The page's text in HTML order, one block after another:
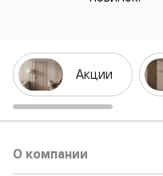
Акции
О компании